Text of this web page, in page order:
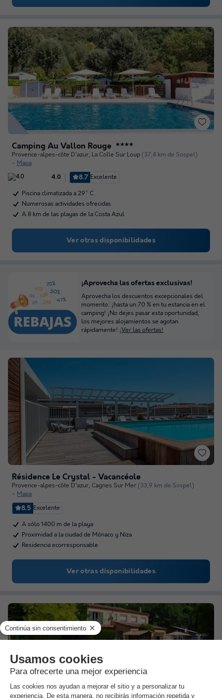
Camping Au Vallon Rouge ★★★★
Provence-alpes-côte D'azur, La Colle Sur Loup (37,4 km de Sospel)
Mapa
4.0 8.7 Excelente
Piscina climatizada a 29° C
Numerosas actividades ofrecidas
A 8 km de las playas de la Costa Azul
Ver otras disponibilidades
Résidence Le Crystal - Vacancéole
Provence-alpes-côte D'azur, Cagnes Sur Mer (33,9 km de Sospel)
Mapa
8.5 Excelente
A sólo 1400 m de la playa
Proximidad a la ciudad de Mónaco y Niza
Residencia ecorresponsable
Ver otras disponibilidades
¡Aprovecha las ofertas exclusivas!
Aprovecha los descuentos excepcionales del
momento: ¡hasta un 70 % en tu estancia en el
camping! ¡No dejes pasar esta oportunidad,
los mejores alojamientos se agotan
rápidamente! ¡Ver las ofertas!